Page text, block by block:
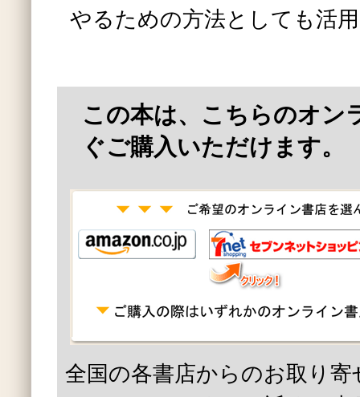
やるための方法としても活
この本は、こちらのオン
ぐご購入いただけます。
全国の各書店からのお取り